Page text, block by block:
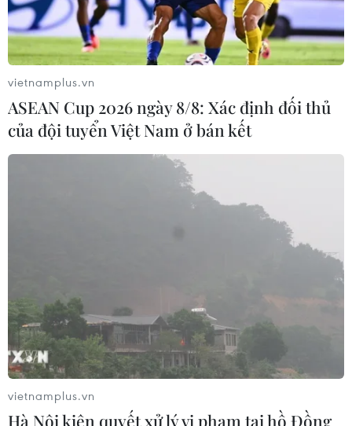
BR-VT phát triển các vùng sản xuất nông
24/03/2023 10:48
Mục tiêu chung mà tỉnh Bà Rịa-Vũng Tàu đưa ra là phát
triển sản xuất nông nghiệp ứng dụng công nghệ cao
góp phần xây dựng ngành nông nghiệp của tỉnh phát
triển toàn diện theo hướng hiện đại...
vietnamplus.vn
ASEAN Cup 2026 ngày 8/8: Xác định đối thủ
của đội tuyển Việt Nam ở bán kết
vietnamplus.vn
Hà Nội kiên quyết xử lý vi phạm tại hồ Đồng